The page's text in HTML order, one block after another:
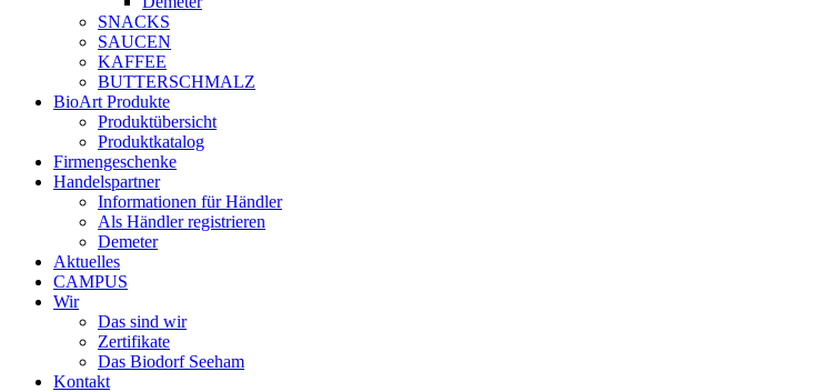
SNACKS
SAUCEN
KAFFEE
BUTTERSCHMALZ
BioArt Produkte
Produktübersicht
Produktkatalog
Firmengeschenke
Handelspartner
Informationen für Händler
Als Händler registrieren
Demeter
Aktuelles
CAMPUS
Wir
Das sind wir
Zertifikate
Das Biodorf Seeham
Kontakt